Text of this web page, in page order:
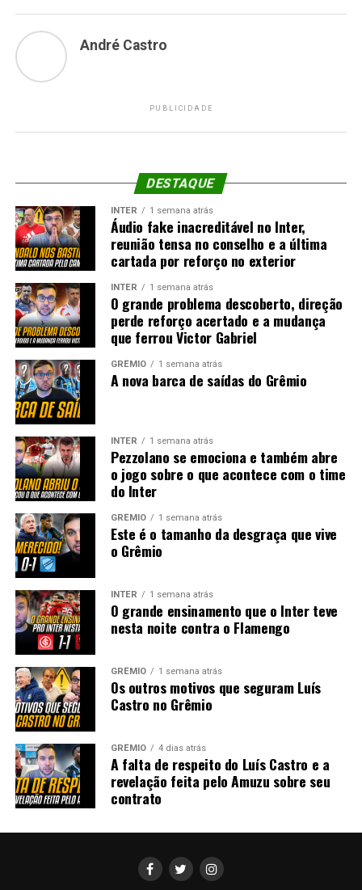
André Castro
PUBLICIDADE
DESTAQUE
INTER 1 semana atrás
Áudio fake inacreditável no Inter,
reunião tensa no conselho e a última
cartada por reforço no exterior
INTER 1 semana atrás
O grande problema descoberto, direção
perde reforço acertado e a mudança
que ferrou Victor Gabriel
GRÊMIO 1 semana atrás
A nova barca de saídas do Grêmio
INTER 1 semana atrás
Pezzolano se emociona e também abre
o jogo sobre o que acontece com o time
do Inter
GRÊMIO 1 semana atrás
Este é o tamanho da desgraça que vive
o Grêmio
INTER 1 semana atrás
O grande ensinamento que o Inter teve
nesta noite contra o Flamengo
GRÊMIO 1 semana atrás
Os outros motivos que seguram Luís
Castro no Grêmio
GRÊMIO 4 dias atrás
A falta de respeito do Luís Castro e a
revelação feita pelo Amuzu sobre seu
contrato